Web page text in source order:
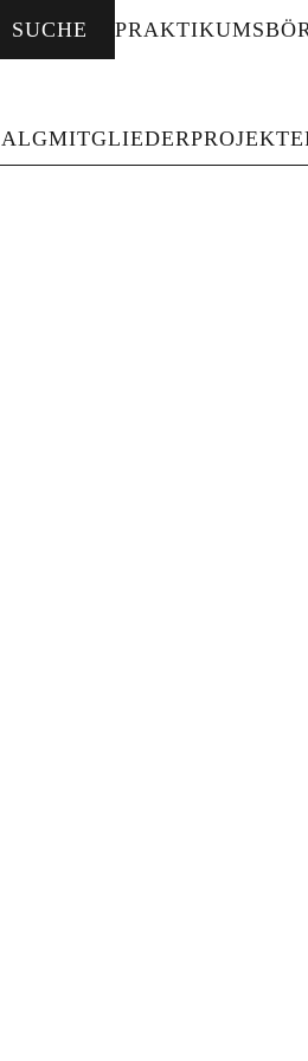
SUCHE
ALGMITGLIEDERPROJEKTE